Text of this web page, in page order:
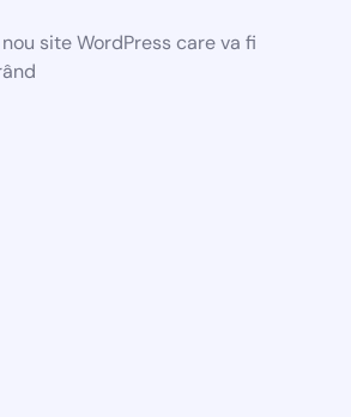
site WordPress care va fi